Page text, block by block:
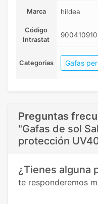
Marca hi!dea
Código
Intrastat
Categorias Gafas
Preguntas
"Gafas de sol
protección
¿Tienes alguna
te responderemos